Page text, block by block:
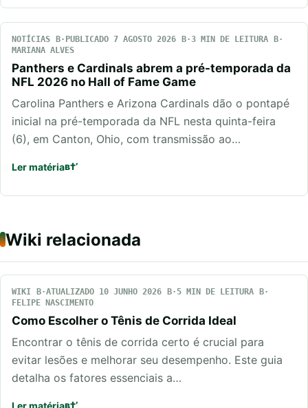
NOTÍCIAS PUBLICADO 7 AGOSTO 2026
3 MIN DE LEITURA
MARIANA ALVES
Panthers e Cardinals abrem a pré-temporada da
NFL 2026 no Hall of Fame Game
Carolina Panthers e Arizona Cardinals dão o pontapé
inicial na pré-temporada da NFL nesta quinta-feira
(6), em Canton, Ohio, com transmissão ao…
Ler matéria
Wiki relacionada
WIKI ATUALIZADO 10 JUNHO 2026
5 MIN DE LEITURA
FELIPE NASCIMENTO
Como Escolher o Tênis de Corrida Ideal
Encontrar o tênis de corrida certo é crucial para
evitar lesões e melhorar seu desempenho. Este guia
detalha os fatores essenciais a…
Ler matéria